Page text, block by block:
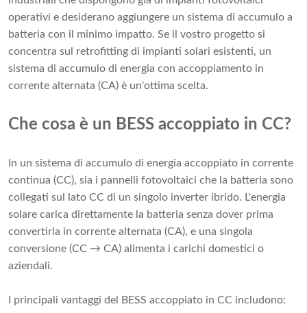
operativi e desiderano aggiungere un sistema di accumulo a
batteria con il minimo impatto. Se il vostro progetto si
concentra sul retrofitting di impianti solari esistenti, un
sistema di accumulo di energia con accoppiamento in
corrente alternata (CA) è un'ottima scelta.
Che cosa è un BESS accoppiato in CC?
In un sistema di accumulo di energia accoppiato in corrente
continua (CC), sia i pannelli fotovoltaici che la batteria sono
collegati sul lato CC di un singolo inverter ibrido. L'energia
solare carica direttamente la batteria senza dover prima
convertirla in corrente alternata (CA), e una singola
conversione (CC → CA) alimenta i carichi domestici o
aziendali.
I principali vantaggi del BESS accoppiato in CC includono: